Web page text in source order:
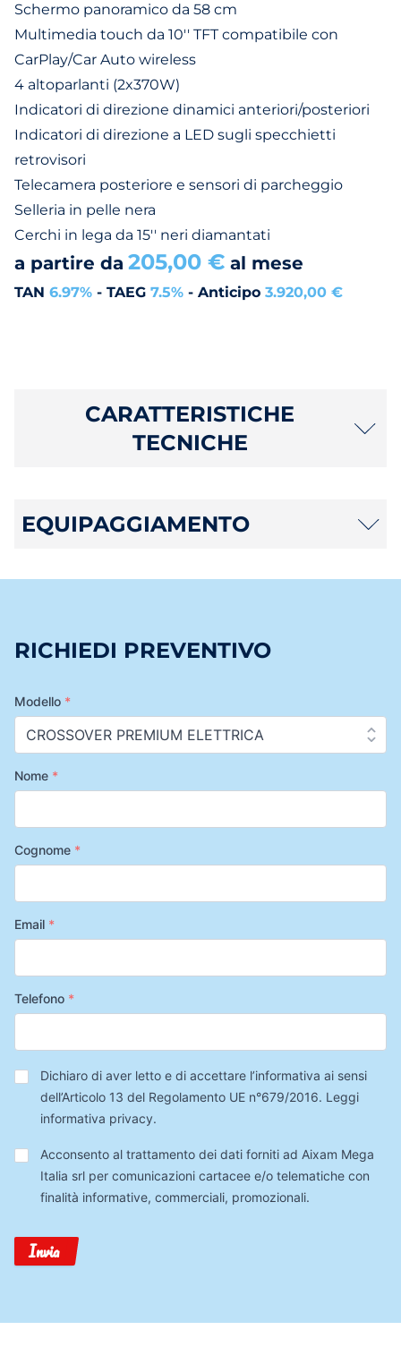
Schermo panoramico da 58 cm
Multimedia touch da 10'' TFT compatibile con
CarPlay/Car Auto wireless
4 altoparlanti (2x370W)
Indicatori di direzione dinamici anteriori/posteriori
Indicatori di direzione a LED sugli specchietti
retrovisori
Telecamera posteriore e sensori di parcheggio
Selleria in pelle nera
Cerchi in lega da 15'' neri diamantati
a partire da 205,00 € al mese
TAN 6.97% - TAEG 7.5% - Anticipo 3.920,00 €
CARATTERISTICHE
TECNICHE
EQUIPAGGIAMENTO
RICHIEDI PREVENTIVO
Modello *
Nome *
Cognome *
Email *
Telefono *
Privacy*
Dichiaro di aver letto e di accettare l’informativa ai sensi
dell’Articolo 13 del Regolamento UE n°679/2016. Leggi
informativa privacy.
Trattamento
Dati
Acconsento al trattamento dei dati forniti ad Aixam Mega
Italia srl per comunicazioni cartacee e/o telematiche con
finalità informative, commerciali, promozionali.
Invia